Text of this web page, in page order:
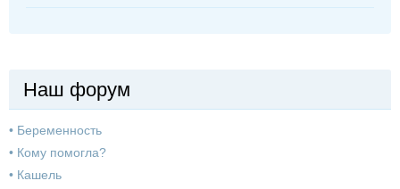
Наш форум
• Беременность
• Кому помогла?
• Кашель